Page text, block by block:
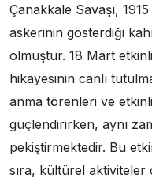
Çanakkale Savaşı,
askerinin gösterdiği
olmuştur. 18 Mart
hikayesinin canlı
anma törenleri ve
güçlendirirken, aynı
pekiştirmektedir. Bu
sıra, kültürel